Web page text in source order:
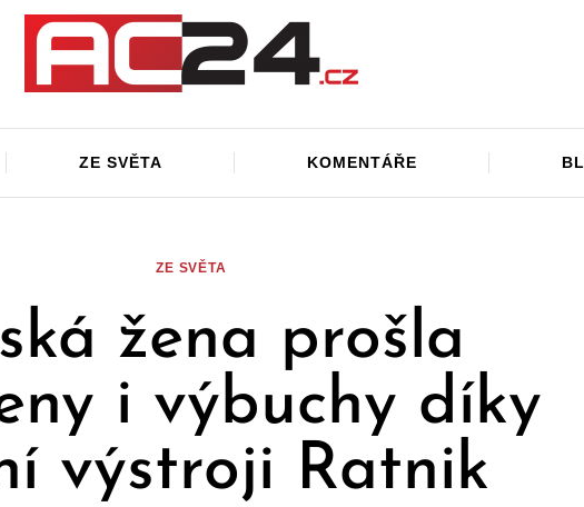
ZE SVĚTA KOMENTÁŘE
ZE SVĚTA
žena prošla
i výbuchy díky
výstroji Ratnik